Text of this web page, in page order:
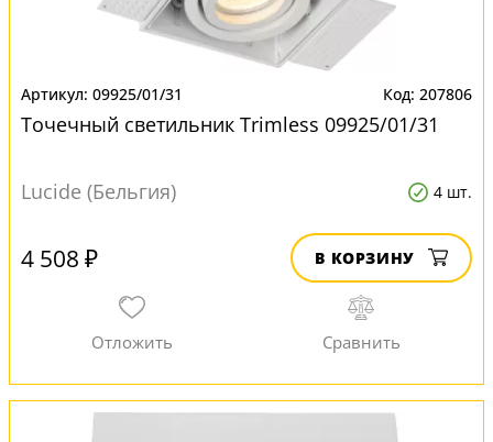
09925/01/31 207806
Точечный светильник Trimless 09925/01/31
Lucide (Бельгия) 4 шт.
4 508 ₽ В КОРЗИНУ